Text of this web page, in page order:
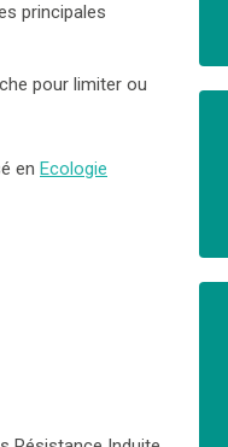
principales
pour limiter ou
en Ecologie